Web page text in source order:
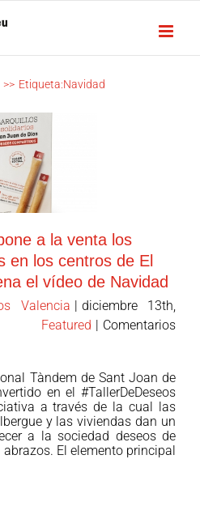
>> Etiqueta:Navidad
a la venta los
en los centros de El
el vídeo de Navidad
Valencia
diciembre 13th,
Featured
Comentarios
Tàndem de Sant Joan de
en el #TallerDeDeseos
a través de la cual las
y las viviendas dan un
a la sociedad deseos de
El elemento principal